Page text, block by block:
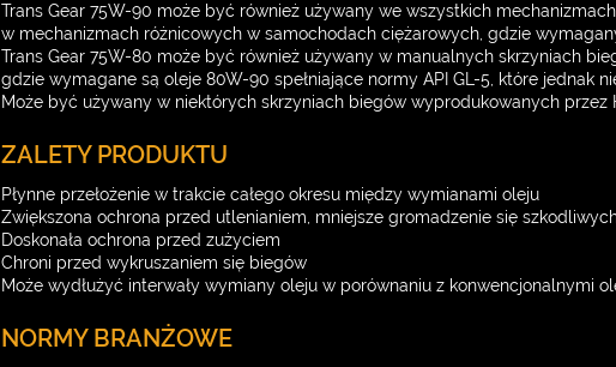
Trans Gear 75W-90 może być również używany we wszystkich
w mechanizmach różnicowych w samochodach ciężarowych, gdzie
Trans Gear 75W-80 może być również używany w manualnych skrzyniach
gdzie wymagane są oleje 80W-90 spełniające normy API GL-5, które jednak
Może być używany w niektórych skrzyniach biegów wyprodukowanych przez
ZALETY PRODUKTU
Płynne przełożenie w trakcie całego okresu między wymianami oleju
Zwiększona ochrona przed utlenianiem, mniejsze gromadzenie się
Doskonała ochrona przed zużyciem
Chroni przed wykruszaniem się biegów
Może wydłużyć interwały wymiany oleju w porównaniu z konwencjonalnymi
NORMY BRANŻOWE